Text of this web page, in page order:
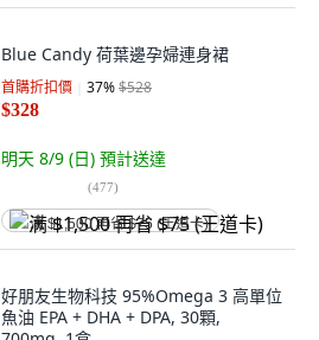
Blue Candy 荷葉邊孕婦連身裙
首購折扣價 37%$528
$328
明天 8/9 (日) 預計送達
(477)
满 $1,500 再省 $75 (王道卡)
好朋友生物科技 95%Omega 3 高單位
魚油 EPA + DHA + DPA, 30顆,